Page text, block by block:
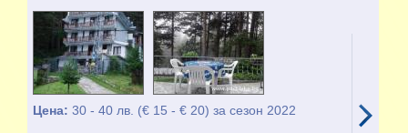
Цена:30 - 40 лв. (€ 15 - € 20) за сезон 2022